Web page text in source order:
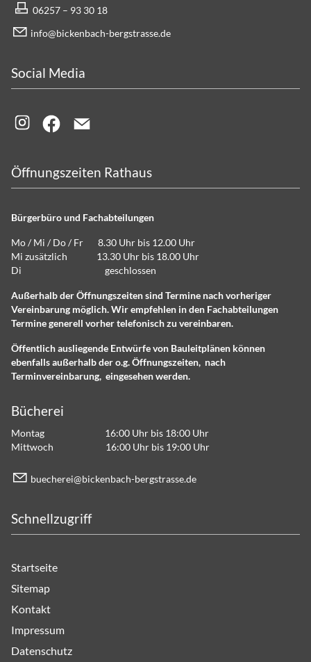
06257 – 93 30 18
info@bickenbach-bergstrasse.de
Social Media
Öffnungszeiten Rathaus
Bürgerbüro und Fachabteilungen
Mo / Mi / Do / Fr 8.30 Uhr bis 12.00 Uhr
Mi zusätzlich 13.30 Uhr bis 18.00 Uhr
Di geschlossen
Außerhalb der Öffnungszeiten sind Termine nach vorheriger
Vereinbarung möglich. Wir empfehlen in den Fachabteilungen
Termine generell vorher telefonisch zu vereinbaren.
Öffentlich ausliegende Entwürfe von Bauleitplänen können
ebenfalls außerhalb der o.g. Öffnungszeiten, nach
Terminvereinbarung, eingesehen werden.
Bücherei
Montag 16:00 Uhr bis 18:00 Uhr
Mittwoch 16:00 Uhr bis 19:00 Uhr
b ch r b ck nb ch-b rgstr ss d
Schnellzugriff
Startseite
Sitemap
Kontakt
Impressum
Datenschutz